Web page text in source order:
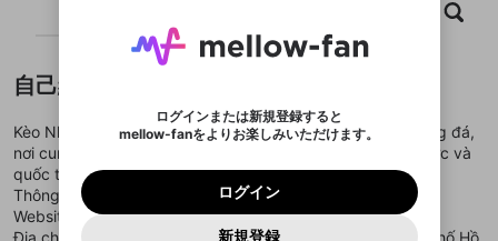
プレイリスト
自己紹介
Kèo Nhà Cái là địa chỉ tin cậy dành cho người hâm mộ bóng đá,
nơi cung cấp thông tin toàn diện về các giải đấu trong nước và
quốc tế.
Thông tin liên hệ:
Website:
https://keonhacais.us/
Địa chỉ: 221 Trần Não, Phường An Khánh, Quận 2, Thành phố Hồ
ブロックリストに追加しますか？
キャンセル OK
この動画の公開は終了しました
OK
※ファンレター機能は有料サービスです。
動画プレイリストを選択
動画プレイリストがありません
ポイントが不足しています
した。 サービスを利用するには変更後の内容を
を確認しました。
確認しました
または
Google
Yahoo! JAPAN
次にお進みください。
または
Google
Yahoo! JAPAN
ログイン
パスワードを忘れた方はこちら
ログインまたは新規登録すると
mellow-fanをよりお楽しみいただけます。
ログイン
新規登録
登録したメールアドレスを入力し、送信してくださ
再設定する
入力していただいたメールアドレ
スに、パスワード再設定用URLを
のでご確認ください
OK
お住まいの地域
ご登録いただいた情報はサービスの向上を目的
として使用いたします。
一部サービスをご利用いただくには、生年月の
メイン及びcs.openrec.co.jpドメイン）が受信拒否設
定に含まれていないかご確認ください。
セッションの有効期限が切れたた
プレミアム会員に入会
わいせつな表現
著作権の侵害 0
報告された問題については、利用規約に違反しているか
どうかをスタッフが確認します。
Discordアカウントをお持ちでない方
Discordアカウントを作成
Discordは第三者が提供するコミュニティーサービスで、
mellow-fanとは関わりがありません。Discordに関してのお